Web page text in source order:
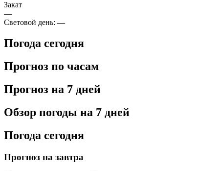
Закат
—
Световой день:—
Погода сегодня
Прогноз по часам
Прогноз на 7 дней
Обзор погоды на 7 дней
Погода сегодня
Прогноз на завтра